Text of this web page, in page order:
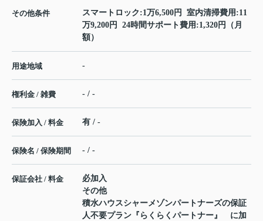
その他条件
スマートロック:1万6,500円 室内清掃費用:11
万9,200円 24時間サポート費用:1,320円（月
額）
用途地域 -
権利金 / 雑費 - / -
保険加入 / 料金 有 / -
保険名 / 保険期間 - / -
保証会社 / 料金
必加入
その他
積水ハウスシャーメゾンパートナーズの保証
人不要プラン『らくらくパートナー』 に加